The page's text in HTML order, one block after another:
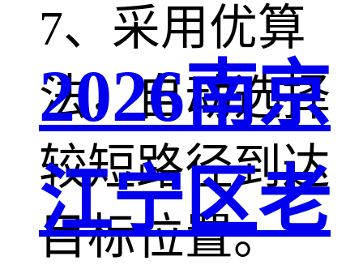
7、采用优算
法，自动选择
较短路径到达
目标位置。
2026南京
江宁区老